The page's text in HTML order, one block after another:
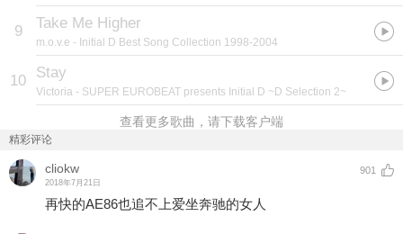
9 Take Me Higher
m.o.v.e - Initial D Best Song Collection 1998-2004
10 Stay
Victoria - SUPER EUROBEAT presents Initial D ~D Selection 2~
查看更多歌曲，请下载客户端
精彩评论
cliokw
2018年7月21日
901
再快的AE86也追不上爱坐奔驰的女人